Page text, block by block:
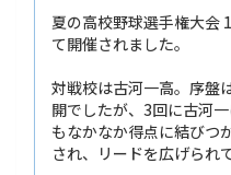
夏の高校野球選手権大会
て開催されました。
対戦校は古河一高。序盤
開でしたが、3回に古河
もなかなか得点に結びつ
され、リードを広げられ